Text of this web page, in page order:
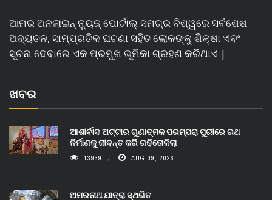
ଆମର ଅନଲାଇନ୍ ନ୍ୟୁଜ୍ ପୋର୍ଟାଲ୍ ସମଗ୍ର ବିଶ୍ୱରେ ସର୍ବଶେଷ
ଅଦ୍ୟତନ, ସାମ୍ପ୍ରତିକ ଘଟଣା ସହିତ ଲୋକଙ୍କୁ ଶିକ୍ଷା ଏବଂ
ସୂଚନା ଦେବାରେ ଏକ ପ୍ରମୁଖ ଭୂମିକା ଗ୍ରହଣ କରିଥାଏ |
ଖବର
ଆଶୀର୍ବାଦ ଅଟ୍ଟାର ଗୁଣାତ୍ମକ ପରମ୍ପରା ପୁରୀରେ ରଥ
ନିର୍ମାଣକୁ ଜୀବନ୍ତ କରି ଗଢିତୋଳିଲା
13939 AUG 09, 2026
ଅମରନାଥ ଯାତ୍ରା ସ୍ଥଗିତ